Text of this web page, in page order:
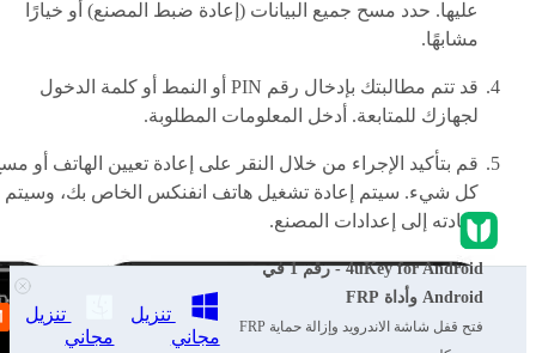
عليها. حدد مسح جميع البيانات (إعادة ضبط المصنع) أو خيارًا
مشابهًا.
قد تتم مطالبتك بإدخال رقم PIN أو النمط أو كلمة الدخول
لجهازك للمتابعة. أدخل المعلومات المطلوبة.
قم بتأكيد الإجراء من خلال النقر على إعادة تعيين الهاتف أو
كل شيء. سيتم إعادة تشغيل هاتف انفنكس الخاص بك، وسيتم
إعادته إلى إعدادات المصنع.
4uKey for Android - رقم 1 في
Android وأداة FRP
فتح قفل شاشة الاندرويد وإزالة حماية FRP
تنزيل
مجاني
تنزيل
مجاني